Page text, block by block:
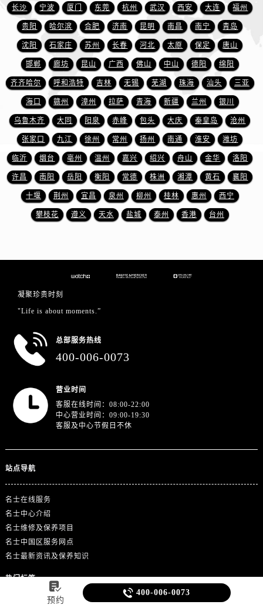
长沙 宁波 厦门 东莞 杭州 武汉 西安 大连 福州
贵阳 哈尔滨 合肥 济南 昆明 南昌 南宁 青岛
沈阳 石家庄 苏州 长春 河北 太原 保定 唐山
邯郸 廊坊 昆山 广西 佛山 中山 德阳 绵阳
齐齐哈尔 呼和浩特 吉林 无锡 芜湖 珠海 汕头 三亚
海口 赣州 漳州 拉萨 青海 新疆 兰州 银川
乌鲁木齐 大同 阳泉 赤峰 包头 大庆 秦皇岛 沧州
张家口 九江 徐州 常州 扬州 南通 淮安 潍坊
临沂 烟台 亳州 温州 嘉兴 绍兴 舟山 金华 洛阳
许昌 南阳 岳阳 衡阳 常德 株洲 湘潭 黄石 襄阳
十堰 荆州 宜昌 泉州 柳州 桂林 惠州 西宁
攀枝花 遵义 天水 盐城 泰州 香港 台州
凝聚珍贵时刻
"Life is about moments.”
总部服务热线
400-006-0073
营业时间
客服在线时间：08:00-22:00
中心营业时间：09:00-19:30
客服及中心节假日不休
站点导航
名士在线服务
名士中心介绍
名士维修及保养项目
名士中国区服务网点
名士最新资讯及保养知识
热门标签

预约
 400-006-0073